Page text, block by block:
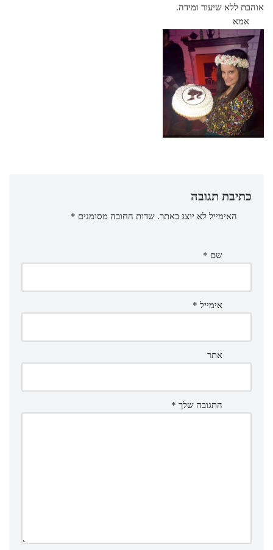
אוהבת ללא שיעור ומידה.
אמא
כתיבת תגובה
האימייל לא יוצג באתר. שדות החובה מסומנים *
שם *
אימייל *
אתר
התגובה שלך *